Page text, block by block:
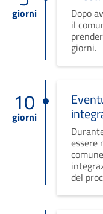
giorni Dopo
il
giorni.
10
giorni
essere
del